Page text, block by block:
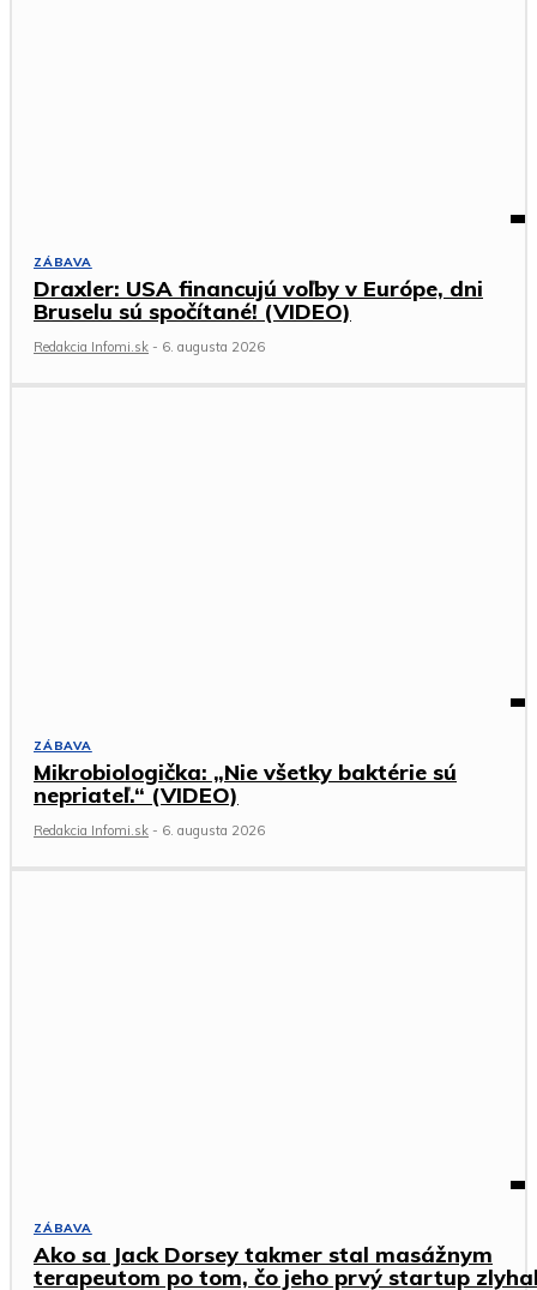
ZÁBAVA
Draxler: USA financujú voľby v Európe, dni
Bruselu sú spočítané! (VIDEO)
Redakcia Infomi.sk - 6. augusta 2026
ZÁBAVA
Mikrobiologička: „Nie všetky baktérie sú
nepriateľ.“ (VIDEO)
Redakcia Infomi.sk - 6. augusta 2026
ZÁBAVA
Ako sa Jack Dorsey takmer stal masážnym
terapeutom po tom, čo jeho prvý startup